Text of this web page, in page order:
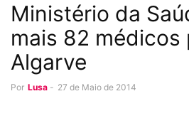
Ministério da
mais 82 médicos
Algarve
Por Lusa - 27 de Maio de 2014